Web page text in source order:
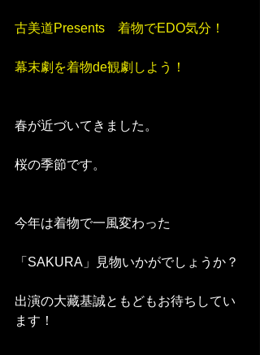
古美道Presents　着物でEDO気分！
幕末劇を着物de観劇しよう！
春が近づいてきました。
桜の季節です。
今年は着物で一風変わった
「SAKURA」見物いかがでしょうか？
出演の大藏基誠ともどもお待ちしてい
ます！